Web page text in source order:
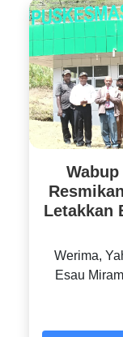
Letakkan
‎Werima,
Esau